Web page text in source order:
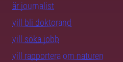
är journalist
vill bli doktorand
vill söka jobb
vill rapportera om naturen